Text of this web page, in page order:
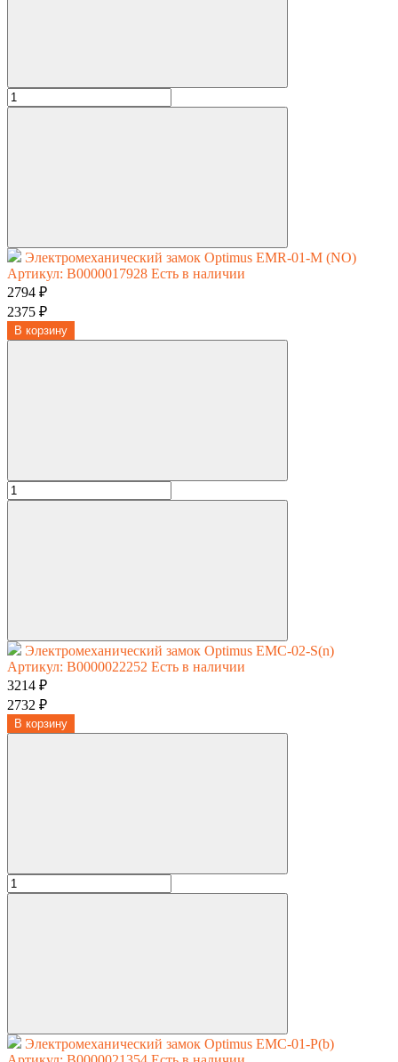
Электромеханический замок Optimus EMR-01-M (NO)
Артикул: В0000017928 Есть в наличии
2794 ₽
2375 ₽
В корзину
Электромеханический замок Optimus EMC-02-S(n)
Артикул: В0000022252 Есть в наличии
3214 ₽
2732 ₽
В корзину
Электромеханический замок Optimus EMC-01-Р(b)